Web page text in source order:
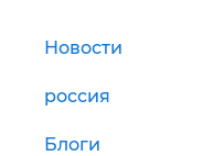
Новости
россия
Блоги